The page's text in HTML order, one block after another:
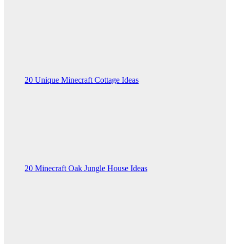
20 Unique Minecraft Cottage Ideas
20 Minecraft Oak Jungle House Ideas